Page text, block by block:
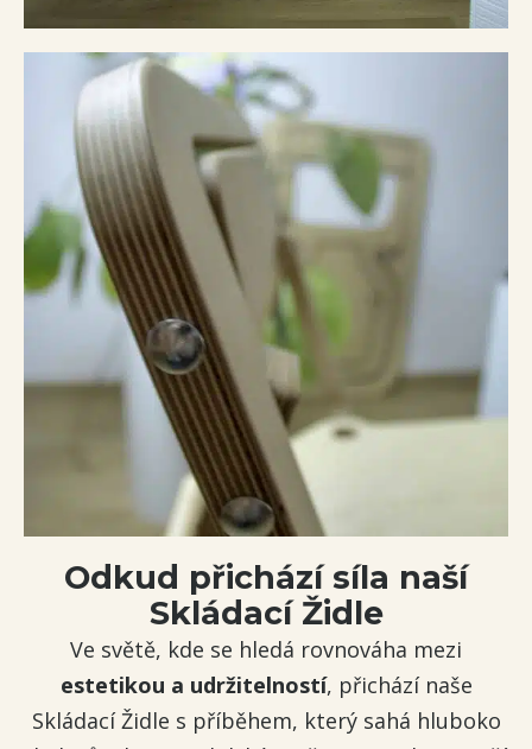
Odkud přichází síla naší
Skládací Židle
Ve světě, kde se hledá rovnováha mezi
estetikou a udržitelností, přichází naše
Skládací Židle s příběhem, který sahá hluboko